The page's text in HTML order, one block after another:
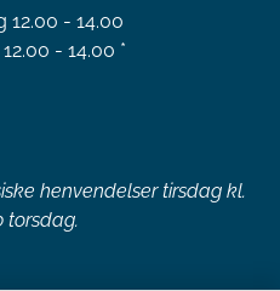
12.00 - 14.00
- 14.00 *
henvendelser tirsdag kl.
torsdag.